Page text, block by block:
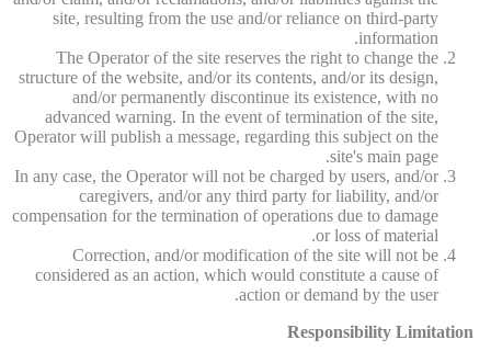
site, resulting from the use and/or reliance on third-party
information.
The Operator of the site reserves the right to change the
structure of the website, and/or its contents, and/or its design,
and/or permanently discontinue its existence, with no
advanced warning. In the event of termination of the site,
Operator will publish a message, regarding this subject on the
site's main page.
In any case, the Operator will not be charged by users, and/or
caregivers, and/or any third party for liability, and/or
compensation for the termination of operations due to damage
or loss of material.
Correction, and/or modification of the site will not be
considered as an action, which would constitute a cause of
action or demand by the user.
Responsibility Limitation